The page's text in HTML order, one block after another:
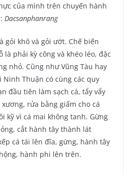
của mình trên chuyến hành
Dacsanphanrang
gỏi khô và gỏi ướt. Chế biến
là phải kỳ công và khéo léo, đặc
nhỏ. Cũng như Vũng Tàu hay
Ninh Thuận có cùng các quy
đầu tiên làm sạch cá, tẩy vẩy
rửa bằng giấm cho cá
kỹ vì cá mai không tanh. Gừng
cắt hành tây thành lát
cá tái lên đĩa, gừng, hành tây
hành phi lên trên.